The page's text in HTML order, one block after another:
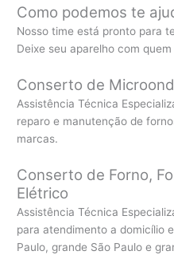
Como podemos te
Nosso time está pronto para
Deixe seu aparelho com
Conserto de
Assistência Técnica
reparo e manutenção de
marcas.
Conserto de Forno,
Elétrico
Assistência Técnica
para atendimento a domicílio
Paulo, grande São Paulo e